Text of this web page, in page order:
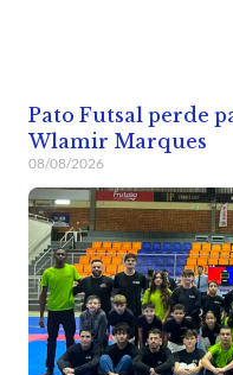
Pato Futsal perde
Wlamir Marques
08/08/2026